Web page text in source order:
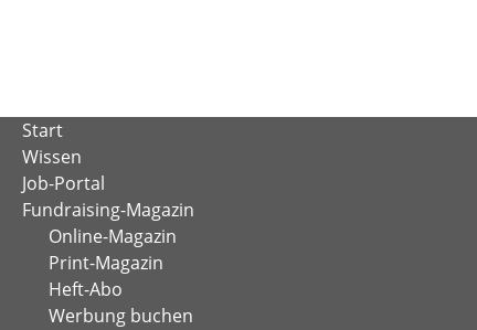
Start
Wissen
Job-Portal
Fundraising-Magazin
Online-Magazin
Print-Magazin
Heft-Abo
Werbung buchen